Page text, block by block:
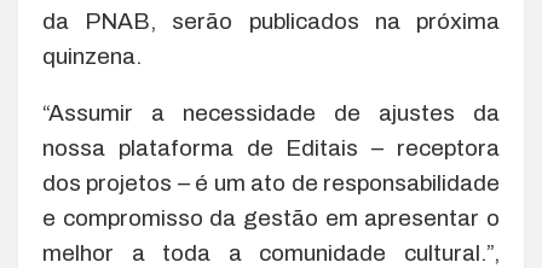
da PNAB, serão publicados na próxima
quinzena.
“Assumir a necessidade de ajustes da
nossa plataforma de Editais – receptora
dos projetos – é um ato de responsabilidade
e compromisso da gestão em apresentar o
melhor a toda a comunidade cultural.”,